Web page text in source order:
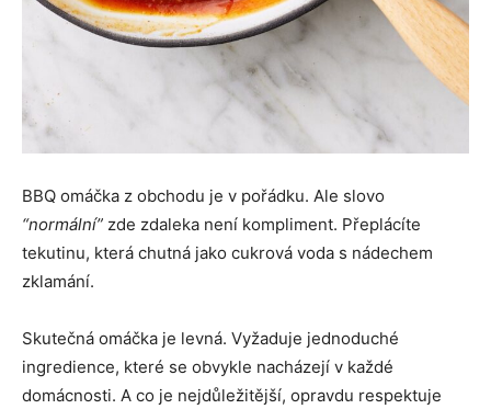
BBQ omáčka z obchodu je v pořádku. Ale slovo
“normální” zde zdaleka není kompliment. Přeplácíte
tekutinu, která chutná jako cukrová voda s nádechem
zklamání.
Skutečná omáčka je levná. Vyžaduje jednoduché
ingredience, které se obvykle nacházejí v každé
domácnosti. A co je nejdůležitější, opravdu respektuje